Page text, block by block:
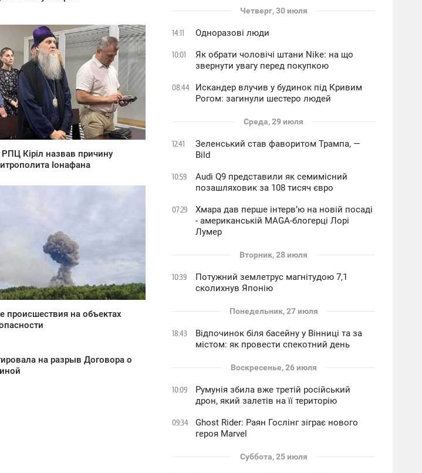
Кіріл назвав причину
Іонафана
происшествия на объектах
на разрыв Договора о
Четверг, 30 июля
14:11 Одноразові люди
10:01
Як обрати чоловічі штани Nike: на що
звернути увагу перед покупкою
08:44
Искандер влучив у будинок під Кривим
Рогом: загинули шестеро людей
Среда, 29 июля
12:41
Зеленський став фаворитом Трампа, —
Bild
10:59
Audi Q9 представили як семимісний
позашляховик за 108 тисяч євро
07:29
Хмара дав перше інтервʼю на новій посаді
- американській MAGA-блогерці Лорі
Лумер
Вторник, 28 июля
10:39
Потужний землетрус магнітудою 7,1
сколихнув Японію
Понедельник, 27 июля
18:43
Відпочинок біля басейну у Вінниці та за
містом: як провести спекотний день
Воскресенье, 26 июля
10:09
Румунія збила вже третій російський
дрон, який залетів на її територію
09:34
Ghost Rider: Раян Гослінг зіграє нового
героя Marvel
Суббота, 25 июля